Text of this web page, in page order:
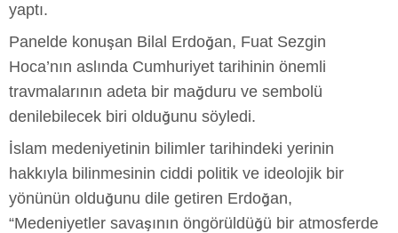
yaptı.
Panelde konuşan Bilal Erdoğan, Fuat Sezgin
Hoca’nın aslında Cumhuriyet tarihinin önemli
travmalarının adeta bir mağduru ve sembolü
denilebilecek biri olduğunu söyledi.
İslam medeniyetinin bilimler tarihindeki yerinin
hakkıyla bilinmesinin ciddi politik ve ideolojik bir
yönünün olduğunu dile getiren Erdoğan,
“Medeniyetler savaşının öngörüldüğü bir atmosferde